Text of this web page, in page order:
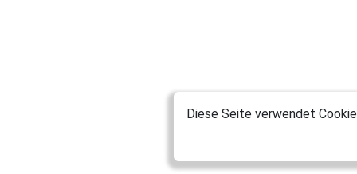
Diese Seite verwendet